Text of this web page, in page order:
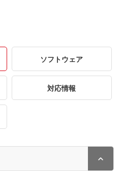
ソフトウェア
対応情報